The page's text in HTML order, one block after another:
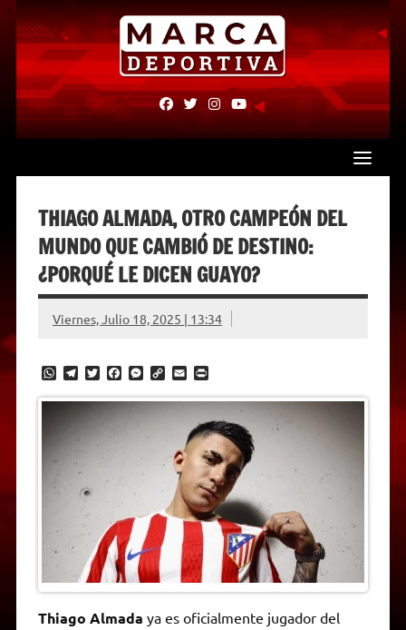
Skip
content
fab
fa-
fab
fa-
fab fab
THIAGO ALMADA, OTRO CAMPEÓN DEL
MUNDO QUE CAMBIÓ DE DESTINO:
¿PORQUÉ LE DICEN GUAYO?
Viernes, Julio 18, 2025 | 13:34
W
a
p
T
l
e
r
a
m
T
i
t
t
r
F
c
e
M
s
e
C
p
i
n
E
a
l
P
i
n
t
F
r
i
e
n
d
Thiago Almada ya es oficialmente jugador del